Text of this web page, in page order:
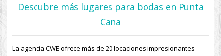
Descubre más lugares para bodas en Punta
Cana
La agencia CWE ofrece más de 20 locaciones impresionantes